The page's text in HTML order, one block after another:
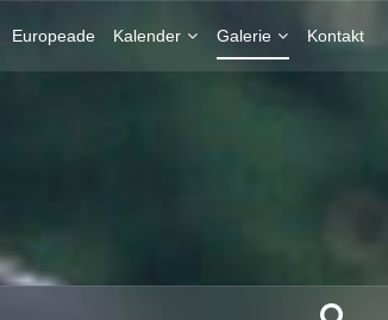
Europeade Kalender Galerie Kontakt